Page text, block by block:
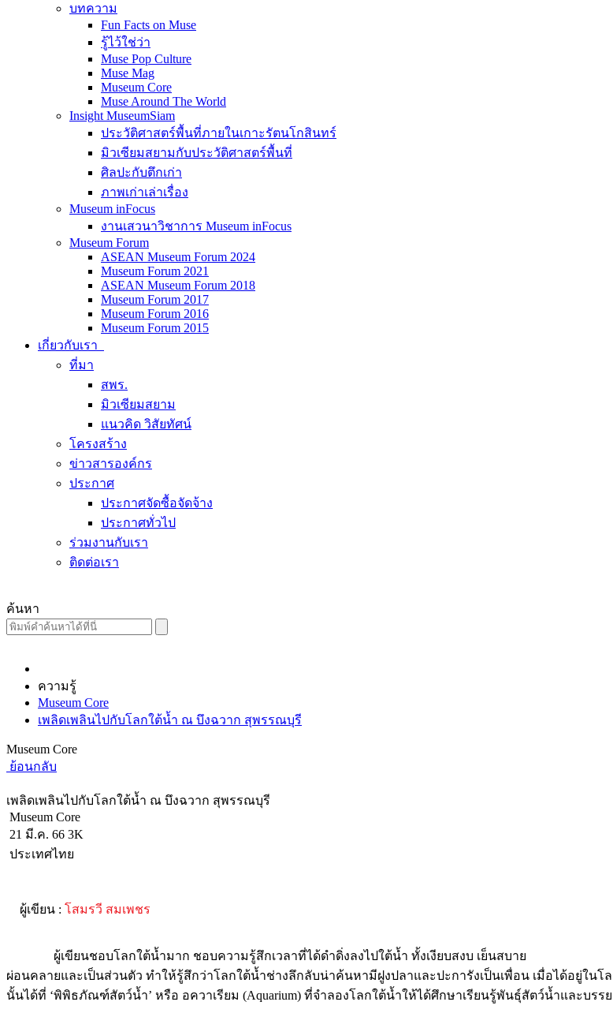
บทความ
Fun Facts on Muse
รู้ไว้ใช่ว่า
Muse Pop Culture
Muse Mag
Museum Core
Muse Around The World
Insight MuseumSiam
ประวัติศาสตร์พื้นที่ภายในเกาะรัตนโกสินทร์
มิวเซียมสยามกับประวัติศาสตร์พื้นที่
ศิลปะกับตึกเก่า
ภาพเก่าเล่าเรื่อง
Museum inFocus
งานเสวนาวิชาการ Museum inFocus
Museum Forum
ASEAN Museum Forum 2024
Museum Forum 2021
ASEAN Museum Forum 2018
Museum Forum 2017
Museum Forum 2016
Museum Forum 2015
เกี่ยวกับเรา
ที่มา
สพร.
มิวเซียมสยาม
แนวคิด วิสัยทัศน์
โครงสร้าง
ข่าวสารองค์กร
ประกาศ
ประกาศจัดซื้อจัดจ้าง
ประกาศทั่วไป
ร่วมงานกับเรา
ติดต่อเรา
ค้นหา
ความรู้
Museum Core
เพลิดเพลินไปกับโลกใต้น้ำ ณ บึงฉวาก สุพรรณบุรี
Museum Core
ย้อนกลับ
เพลิดเพลินไปกับโลกใต้น้ำ ณ บึงฉวาก สุพรรณบุรี
Museum Core
21 มี.ค. 66 3K
ประเทศไทย
ผู้เขียน : โสมรวี สมเพชร
ผู้เขียนชอบโลกใต้น้ำมาก ชอบความรู้สึกเวลาที่ได้ดำดิ่งลงไปใต้น้ำ ทั้งเงียบสงบ เย็นสบาย
ผ่อนคลายและเป็นส่วนตัว ทำให้รู้สึกว่าโลกใต้น้ำช่างลึกลับน่าค้นหามีฝูงปลาและปะการังเป็นเพื่อน เมื่อได้อยู่ใ
นั้นได้ที่ ‘พิพิธภัณฑ์สัตว์น้ำ’ หรือ อควาเรียม (Aquarium) ที่จำลองโลกใต้น้ำให้ได้ศึกษาเรียนรู้พันธุ์สัตว์น้ำและบร